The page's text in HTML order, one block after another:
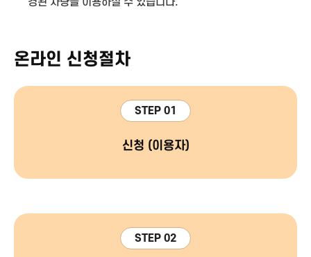
온라인 신청절차
STEP 01
신청 (이용자)
STEP 02